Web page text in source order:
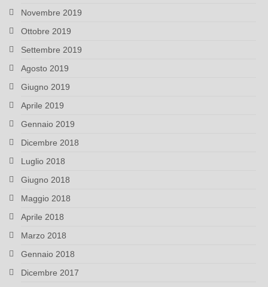
Novembre 2019
Ottobre 2019
Settembre 2019
Agosto 2019
Giugno 2019
Aprile 2019
Gennaio 2019
Dicembre 2018
Luglio 2018
Giugno 2018
Maggio 2018
Aprile 2018
Marzo 2018
Gennaio 2018
Dicembre 2017